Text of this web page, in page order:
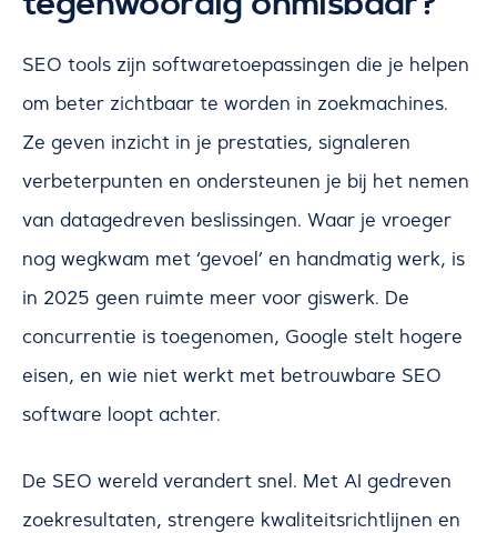
SEO tools zijn softwaretoepassingen die je helpen
om beter zichtbaar te worden in zoekmachines.
Ze geven inzicht in je prestaties, signaleren
verbeterpunten en ondersteunen je bij het nemen
van datagedreven beslissingen. Waar je vroeger
nog wegkwam met ‘gevoel’ en handmatig werk, is
in 2025 geen ruimte meer voor giswerk. De
concurrentie is toegenomen, Google stelt hogere
eisen, en wie niet werkt met betrouwbare SEO
software loopt achter.
De SEO wereld verandert snel. Met AI gedreven
zoekresultaten, strengere kwaliteitsrichtlijnen en